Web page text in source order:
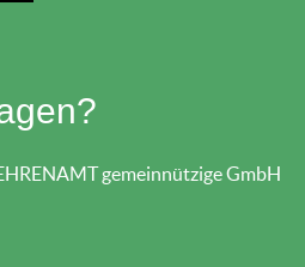
gemeinnützige GmbH